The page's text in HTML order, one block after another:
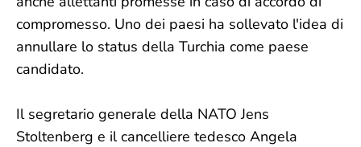
compromesso. Uno dei paesi ha sollevato l'idea di
annullare lo status della Turchia come paese
candidato.
Il segretario generale della NATO Jens
Stoltenberg e il cancelliere tedesco Angela